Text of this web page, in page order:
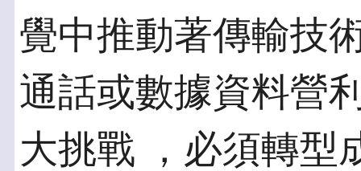
覺中推動著傳輸技
通話或數據資料營
大挑戰 ，必須轉型